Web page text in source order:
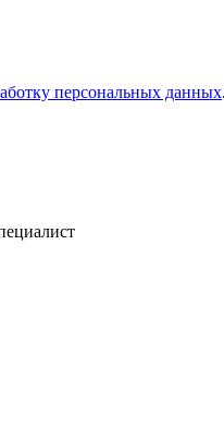
персональных данных.